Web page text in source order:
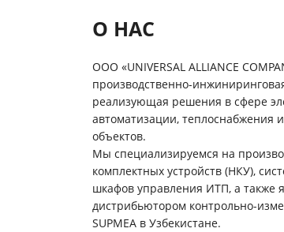
О НАС
ООО «UNIVERSAL ALLIANCE
производственно-
реализующая решения в сфере
автоматизации, теплоснабжения
объектов.
Мы специализируемся на
комплектных устройств (НКУ),
шкафов управления ИТП, а также
дистрибьютором контрольно-
SUPMEA в Узбекистане.